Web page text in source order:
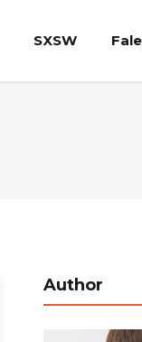
SXSW
Author